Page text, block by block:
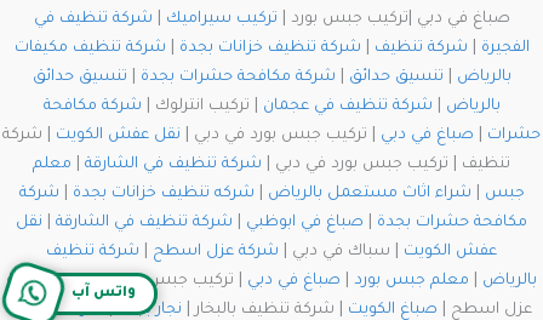
صباغ في دبي |تركيب جبس بورد | تركيب سيراميك
شركة تنظيف في
الفجيرة
شركة تنظيف شركة تنظيف خزانات بجدة
شركة تنظيف مكيفات
بالرياض
تنسيق حدائق شركة مكافحة حشرات بجدة
تنسيق حدائق
بالرياض
شركة تنظيف في عجمان | تركيب انترلوك | شركة مكافحة
حشرات
صباغ في دبي | تركيب جبس بورد في دبي | نقل عفش الكويت | شركة
تنظيف | تركيب جبس بورد في دبي | شركة تنظيف في الشارقة
معلم
جبس
شراء اثاث مستعمل بالرياض شركه تنظيف خزانات بجدة
شركة
مكافحة حشرات بجدة
صباغ في ابوظبي شركة تنظيف في الشارقة
نقل
عفش الكويت | سباك في دبي | شركة عزل اسطح
شركة تنظيف
بالرياض
معلم جبس بورد صباغ في دبي
| تركيب جبس بورد في دبي | شركة
عزل اسطح | صباغ الكويت | شركة تنظيف بالبخار | نجار بجدة|شركة تنظيف
واتس آب